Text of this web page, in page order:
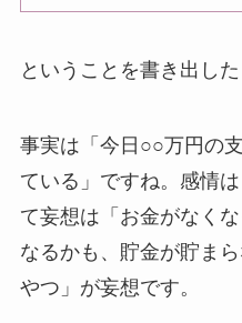
ということを書き出した
事実は「今日○○万円の
ている」ですね。感情
て妄想は「お金がなく
なるかも、貯金が貯ま
やつ」が妄想です。